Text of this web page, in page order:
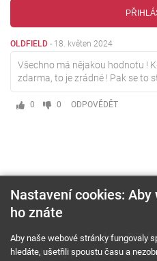
OLDFIELD - 18. květen 2024
Všechno má nějakou hodnotu !
zdarma, to je zrádné ! Pak se to
0 0 ODPOVĚDĚT
O nás RSS
Podmínky použití a ochrana
Nastavení cookies:
ho znáte
Aby naše webové stránky fungovaly
hledáte, ušetřili spoustu času a